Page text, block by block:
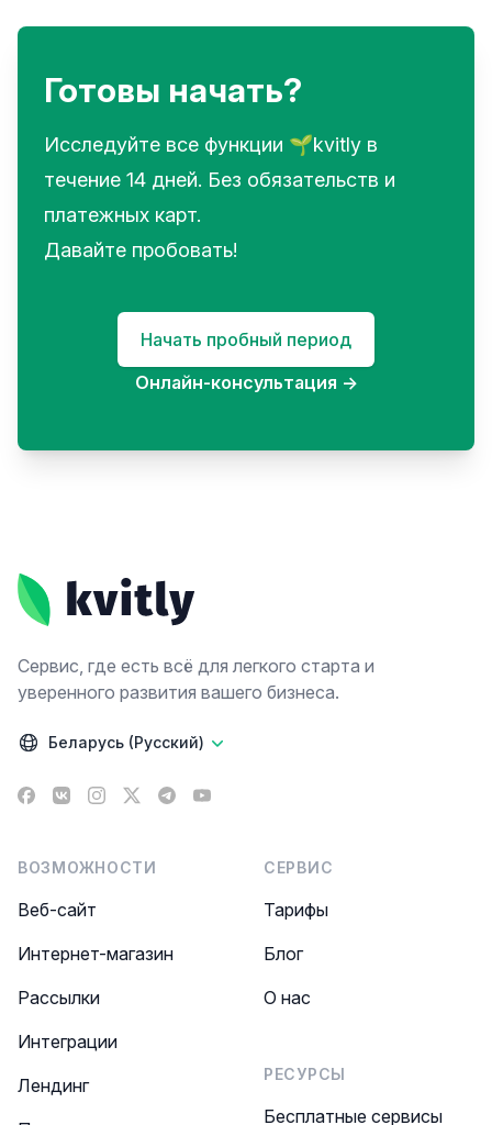
Готовы начать?
Исследуйте все функции 🌱kvitly в
течение 14 дней. Без обязательств и
платежных карт.
Давайте пробовать!
Начать пробный период
Онлайн-консультация →
Сервис, где есть всё для легкого старта и
уверенного развития вашего бизнеса.
Беларусь (Русский)
Facebook
VK Instagram
X TelegramYouTube
ВОЗМОЖНОСТИ
Веб-сайт
Интернет-магазин
Рассылки
Интеграции
Лендинг
СЕРВИС
Тарифы
Блог
О нас
РЕСУРСЫ
Бесплатные сервисы